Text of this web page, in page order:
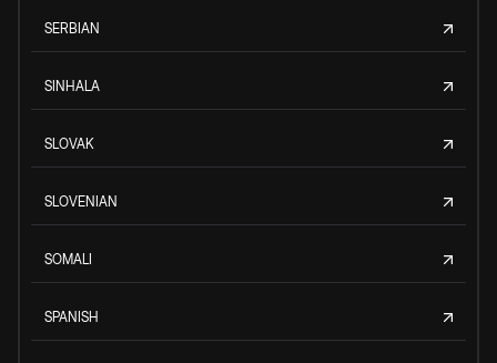
SERBIAN
SINHALA
SLOVAK
SLOVENIAN
SOMALI
SPANISH